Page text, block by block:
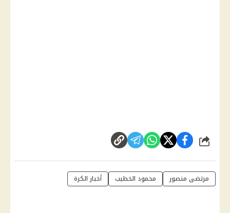
شارك
مرتضى منصور محمود الخطيب أخبار الكرة